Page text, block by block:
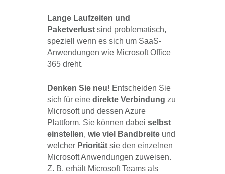
Lange Laufzeiten und
Paketverlust sind problematisch,
speziell wenn es sich um SaaS-
Anwendungen wie Microsoft Office
365 dreht.
Denken Sie neu! Entscheiden Sie
sich für eine direkte Verbindung zu
Microsoft und dessen Azure
Plattform. Sie können dabei selbst
einstellen, wie viel Bandbreite und
welcher Priorität sie den einzelnen
Microsoft Anwendungen zuweisen.
Z. B. erhält Microsoft Teams als